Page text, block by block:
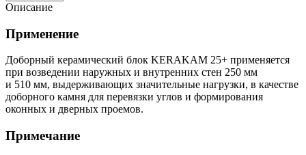
Описание
Применение
Доборный керамический блок KERAKAM 25+ применяется
при возведении наружных и внутренних стен 250 мм
и 510 мм, выдерживающих значительные нагрузки, в качестве
доборного камня для перевязки углов и формирования
оконных и дверных проемов.
Примечание